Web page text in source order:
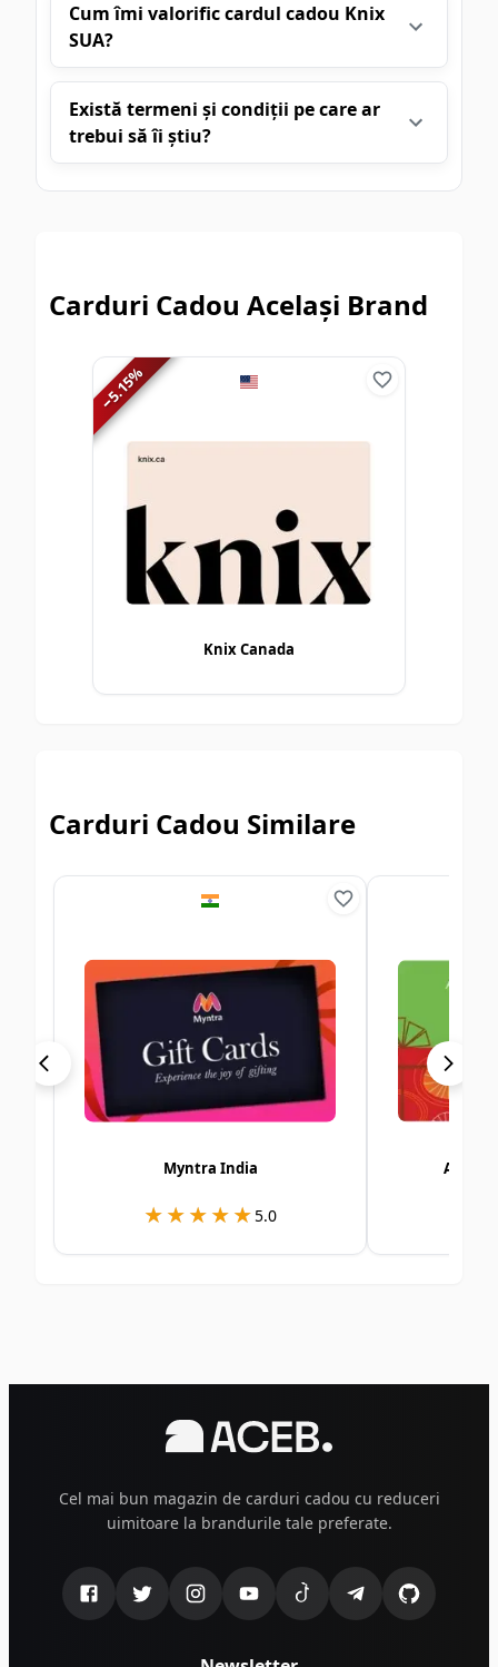
Cum îmi valorific cardul cadou Knix
SUA?
Există termeni și condiții pe care ar
trebui să îi știu?
Carduri Cadou Același Brand
−
5.15
%
Knix Canada
Carduri Cadou Similare
Myntra India
★★★★★
★★★★★5.0
Cel mai bun magazin de carduri cadou cu reduceri
uimitoare la brandurile tale preferate.